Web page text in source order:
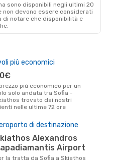
sono disponibili negli ultimi 20
devono essere considerati
di notare che disponibilità e
più economici
20€
solo andata tra Sofia -
trovato dai nostri
nelle ultime 72 ore
di destinazione
Airport
la tratta da Sofia a Skiathos